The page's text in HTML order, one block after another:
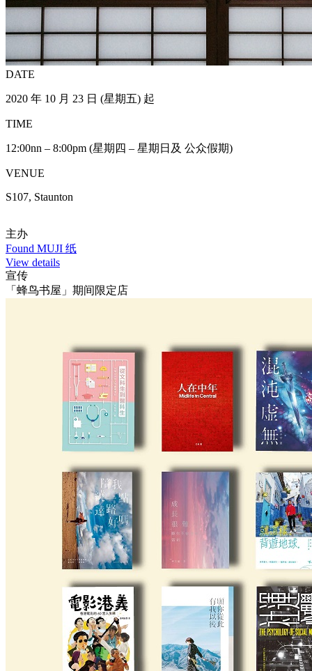
DATE
2020 年 10 月 23 日 (星期五) 起
TIME
12:00nn – 8:00pm (星期四 – 星期日及 公众假期)
VENUE
S107, Staunton
主办
Found MUJI 纸
View details
宣传
「蜂鸟书屋」期间限定店